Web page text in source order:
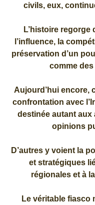
civils, eux,
L’histoire regorge
l’influence, la
préservation d’un
comme
Aujourd’hui encore,
confrontation avec
destinée autant aux
opinions
D’autres y voient la
et stratégiques
régionales et à
Le véritable fiasco